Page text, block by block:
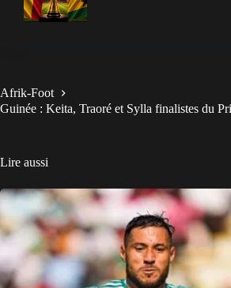
Afrik-Foot
Guinée : Keita, Traoré et Sylla finalistes du
Lire aussi